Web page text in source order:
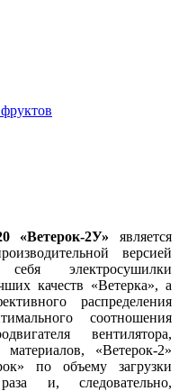
«Ветерок-2У» является
версией
электросушилки
качеств «Ветерка», а
распределения
соотношения
вентилятора,
«Ветерок-2»
по объему загрузки
и, следовательно,